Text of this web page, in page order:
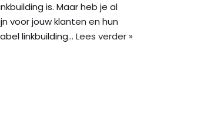
is. Maar heb je al
voor jouw klanten en hun
linkbuilding… Lees verder »